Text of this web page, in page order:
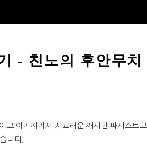
- 친노의 후안무치
고 여기저기서 시끄러운 깨시민 파시스트고
니다.